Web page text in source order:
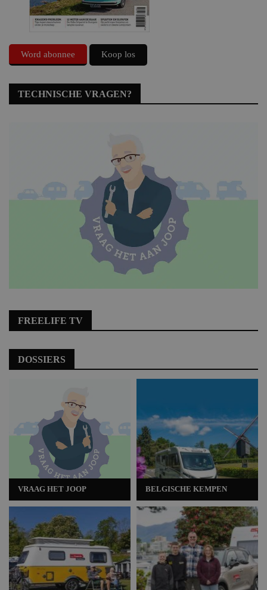
Word abonnee Koop los
TECHNISCHE VRAGEN?
FREELIFE TV
DOSSIERS
VRAAG HET JOOP BELGISCHE KEMPEN